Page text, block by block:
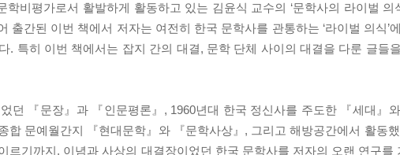
비평가로서 활발하게 활동하고 있는 김윤식 교수의 ‘문학사의 라이벌 의
출간된 이번 책에서 저자는 여전히 한국 문학사를 관통하는 ‘라이벌 의식’
. 특히 이번 책에서는 잡지 간의 대결, 문학 단체 사이의 대결을 다룬 글들
던 『문장』과 『인문평론』, 1960년대 한국 정신사를 주도한 『세대』
합 문예월간지 『현대문학』와 『문학사상』, 그리고 해방공간에서 활동
르기까지, 이념과 사상의 대결장이었던 한국 문학사를 저자의 오랜 연구를